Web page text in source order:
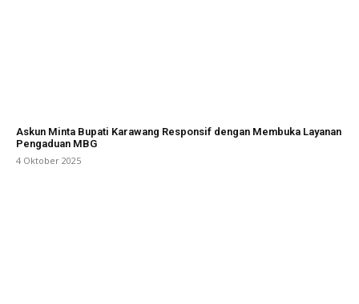
Askun Minta Bupati Karawang Responsif dengan Membuka Layanan
Pengaduan MBG
4 Oktober 2025